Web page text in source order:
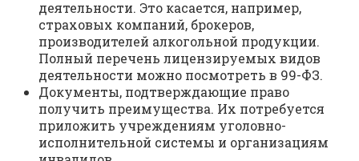
деятельности. Это касается, например,
страховых компаний, брокеров,
производителей алкогольной продукции.
Полный перечень лицензируемых видов
деятельности можно посмотреть в 99-ФЗ.
Документы, подтверждающие право
получить преимущества. Их потребуется
приложить учреждениям уголовно-
исполнительной системы и организациям